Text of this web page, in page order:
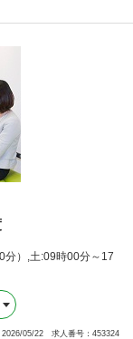
分）,土:09時00分～17
2026/05/22 求人番号：453324